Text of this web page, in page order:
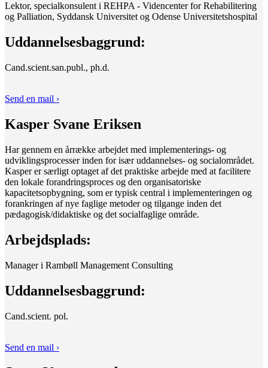
Lektor, specialkonsulent i REHPA - Videncenter for Rehabilitering
og Palliation, Syddansk Universitet og Odense Universitetshospital
Uddannelsesbaggrund:
Cand.scient.san.publ., ph.d.
Send en mail ›
Kasper Svane Eriksen
Har gennem en årrække arbejdet med implementerings- og
udviklingsprocesser inden for især uddannelses- og socialområdet.
Kasper er særligt optaget af det praktiske arbejde med at facilitere
den lokale forandringsproces og den organisatoriske
kapacitetsopbygning, som er typisk central i implementeringen og
forankringen af nye faglige metoder og tilgange inden det
pædagogisk/didaktiske og det socialfaglige område.
Arbejdsplads:
Manager i Rambøll Management Consulting
Uddannelsesbaggrund:
Cand.scient. pol.
Send en mail ›